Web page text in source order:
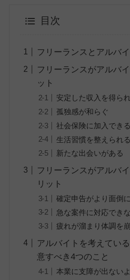
目次
フリーランスとアルバ
フリーランスがアルバ
ット
安定した収入を得ら
孤独感が和らぐ
社会保険に加入できる
生活習慣を整えられる
新たな出会いがある
フリーランスがアルバ
リット
確定申告がより面倒
急な案件に対応でき
疲れが溜まり体調を
アルバイトを考えてい
意すべき4つのこと
本業に支障が出ない